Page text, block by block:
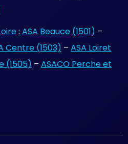
: ASA Beauce (1501) –
Centre (1503) – ASA Loiret
(1505) – ASACO Perche et